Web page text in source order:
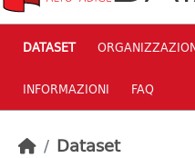
DATASET
INFORMAZIONI FAQ
Dataset